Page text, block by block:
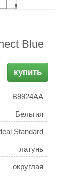
Blue
купить
B9924AA
Бельгия
Standard
латунь
округлая